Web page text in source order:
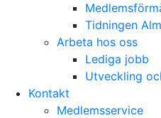
Tidningen
Arbeta hos oss
Lediga jobb
Utveckling
Kontakt
Medlemsservice